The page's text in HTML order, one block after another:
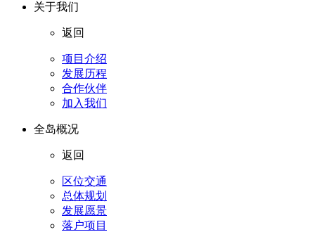
关于我们
返回
项目介绍
发展历程
合作伙伴
加入我们
全岛概况
返回
区位交通
总体规划
发展愿景
落户项目